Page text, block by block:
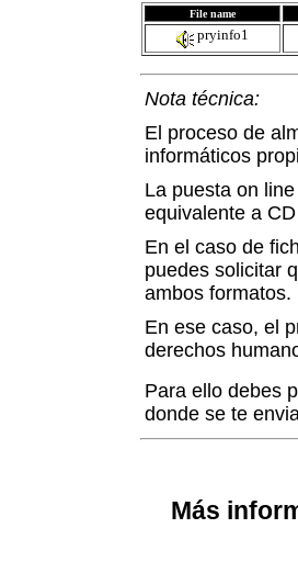
File name
pryinfo1
Nota técnica:
El proceso de
informáticos
La puesta on
equivalente a
En el caso de
puedes solicitar
ambos formatos.
En ese caso, el
derechos
Para ello debes
donde se te
Más